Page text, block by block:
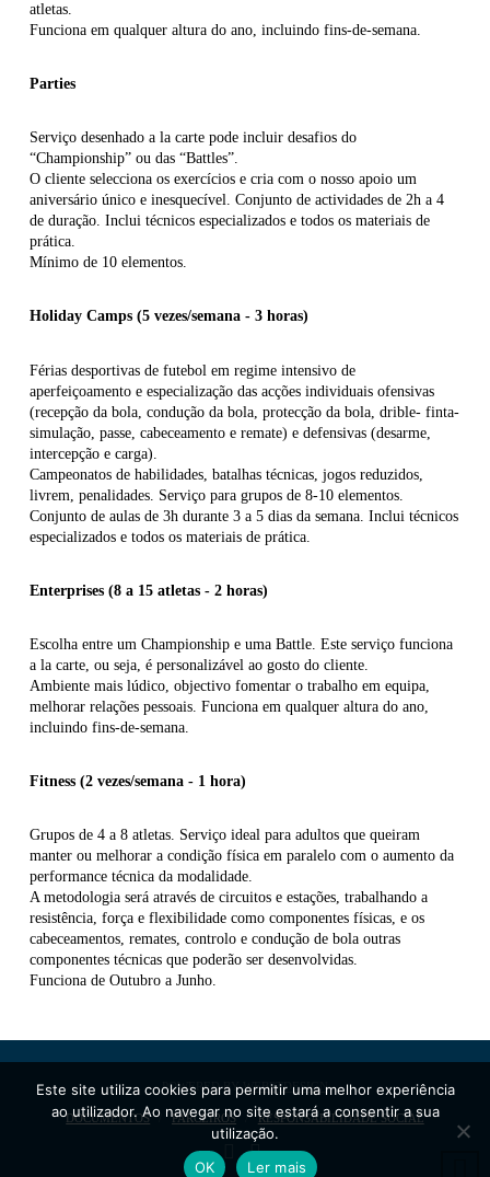
atletas.
Funciona em qualquer altura do ano, incluindo fins-de-semana.
Parties
Serviço desenhado a la carte pode incluir desafios do
“Championship” ou das “Battles”.
O cliente selecciona os exercícios e cria com o nosso apoio um
aniversário único e inesquecível. Conjunto de actividades de 2h a 4
de duração. Inclui técnicos especializados e todos os materiais de
prática.
Mínimo de 10 elementos.
Holiday Camps (5 vezes/semana - 3 horas)
Férias desportivas de futebol em regime intensivo de
aperfeiçoamento e especialização das acções individuais ofensivas
(recepção da bola, condução da bola, protecção da bola, drible- finta-
simulação, passe, cabeceamento e remate) e defensivas (desarme,
intercepção e carga).
Campeonatos de habilidades, batalhas técnicas, jogos reduzidos,
livrem, penalidades. Serviço para grupos de 8-10 elementos.
Conjunto de aulas de 3h durante 3 a 5 dias da semana. Inclui técnicos
especializados e todos os materiais de prática.
Enterprises (8 a 15 atletas - 2 horas)
Escolha entre um Championship e uma Battle. Este serviço funciona
a la carte, ou seja, é personalizável ao gosto do cliente.
Ambiente mais lúdico, objectivo fomentar o trabalho em equipa,
melhorar relações pessoais. Funciona em qualquer altura do ano,
incluindo fins-de-semana.
Fitness (2 vezes/semana - 1 hora)
Grupos de 4 a 8 atletas. Serviço ideal para adultos que queiram
manter ou melhorar a condição física em paralelo com o aumento da
performance técnica da modalidade.
A metodologia será através de circuitos e estações, trabalhando a
resistência, força e flexibilidade como componentes físicas, e os
cabeceamentos, remates, controlo e condução de bola outras
componentes técnicas que poderão ser desenvolvidas.
Funciona de Outubro a Junho.
POWERED BYWEBPTDESIGN
DOCUMENTOS PARCEIROS RESPONSABILIDADE SOCIAL
FACEBOOK
YOUTUBE
Este site utiliza cookies para permitir uma melhor experiência
ao utilizador. Ao navegar no site estará a consentir a sua
utilização.
OK
Ler mais